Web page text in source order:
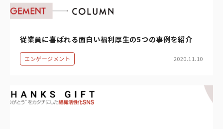
従業員に喜ばれる面白い福利厚生の5つの事例を紹介
エンゲージメント 2020.11.10